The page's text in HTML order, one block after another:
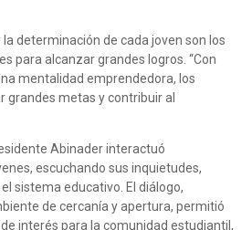
determinación de cada joven son los
para alcanzar grandes logros. “Con
mentalidad emprendedora, los
grandes metas y contribuir al
Abinader interactuó
escuchando sus inquietudes,
sistema educativo. El diálogo,
de cercanía y apertura, permitió
interés para la comunidad estudiantil,